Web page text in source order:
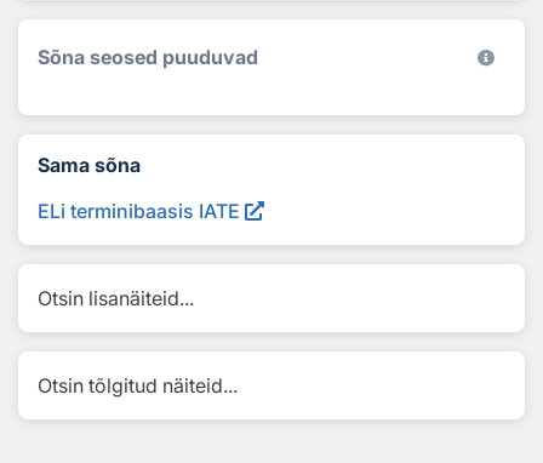
Sõna seosed puuduvad
Sama sõna
ELi terminibaasis IATE
Otsin lisanäiteid...
Otsin tõlgitud näiteid...